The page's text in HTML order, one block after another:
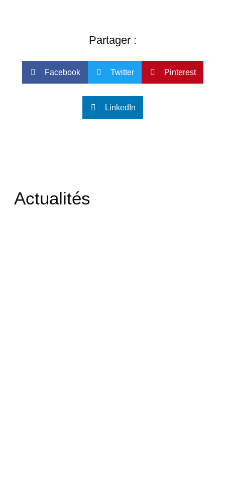
Partager :
Facebook Twitter Pinterest
LinkedIn
Actualités